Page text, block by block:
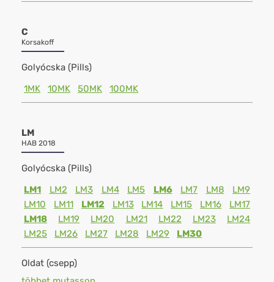
C
Korsakoff
Golyócska (Pills)
1MK
10MK 50MK 100MK
LM
HAB 2018
Golyócska (Pills)
LM1
LM2 LM3 LM4 LM5 LM6 LM7 LM8
LM9
LM10
LM11 LM12 LM13 LM14 LM15 LM16
LM17
LM18
LM19 LM20 LM21 LM22 LM23
LM24
LM25
LM26 LM27 LM28 LM29 LM30
Oldat (csepp)